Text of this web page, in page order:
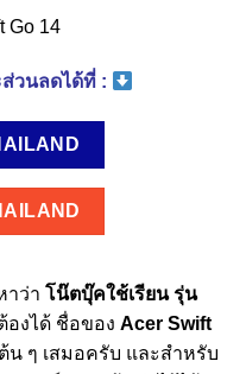
วนลดได้ที่ :
าว่า โน๊ตบุ๊คใช้เรียน รุ่น
องได้ ชื่อของ Acer Swift
ๆ เสมอครับ และสำหรับ